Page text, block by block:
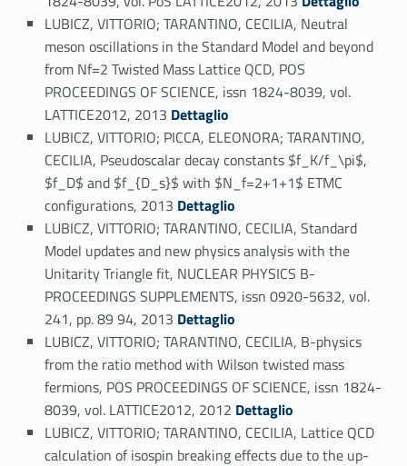
LUBICZ, VITTORIO; TARANTINO, CECILIA, Neutral
meson oscillations in the Standard Model and beyond
from Nf=2 Twisted Mass Lattice QCD, POS
PROCEEDINGS OF SCIENCE, issn 1824-8039, vol.
LATTICE2012, 2013 Link identifier #identifier_person_60165-82
Dettaglio
LUBICZ, VITTORIO; PICCA, ELEONORA; TARANTINO,
CECILIA, Pseudoscalar decay constants $f_K/f_\pi$,
$f_D$ and $f_{D_s}$ with $N_f=2+1+1$ ETMC
configurations, 2013 Link identifier #identifier_person_144701-83
Dettaglio
LUBICZ, VITTORIO; TARANTINO, CECILIA, Standard
Model updates and new physics analysis with the
Unitarity Triangle fit, NUCLEAR PHYSICS B-
PROCEEDINGS SUPPLEMENTS, issn 0920-5632, vol.
241, pp. 89 94, 2013 Link identifier #identifier_person_150530-84
Dettaglio
LUBICZ, VITTORIO; TARANTINO, CECILIA, B-physics
from the ratio method with Wilson twisted mass
fermions, POS PROCEEDINGS OF SCIENCE, issn 1824-
8039, vol. LATTICE2012, 2012 Link identifier #identifier_person_25700-85
Dettaglio
LUBICZ, VITTORIO; TARANTINO, CECILIA, Lattice QCD
calculation of isospin breaking effects due to the up-